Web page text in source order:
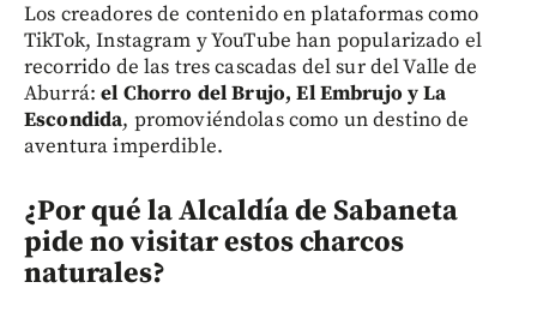
Los creadores de contenido en plataformas como
TikTok, Instagram y YouTube han popularizado el
recorrido de las tres cascadas del sur del Valle de
Aburrá:el Chorro del Brujo, El Embrujo y La
Escondida, promoviéndolas como un destino de
aventura imperdible.
¿Por qué la Alcaldía de Sabaneta
pide no visitar estos charcos
naturales?